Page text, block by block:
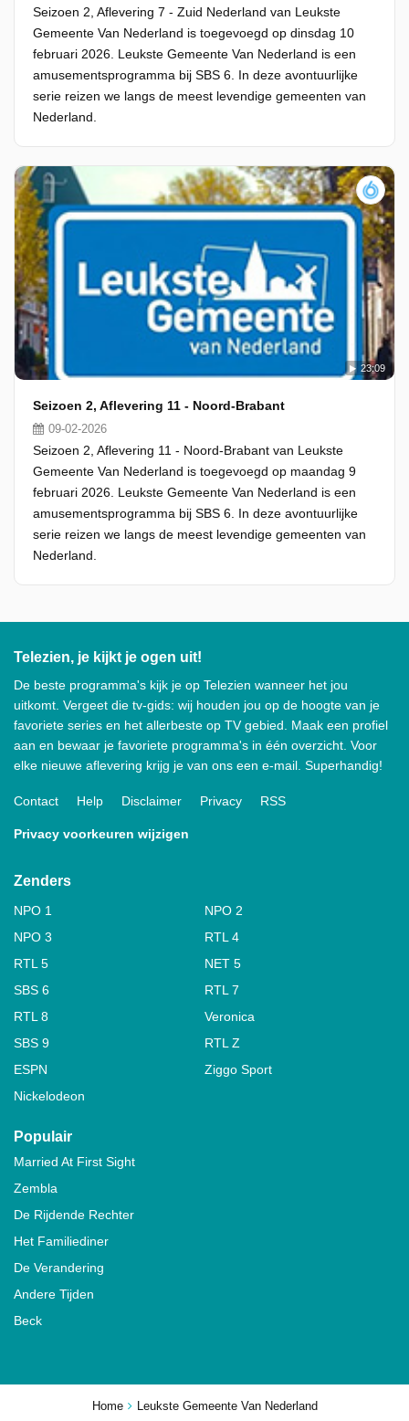
Home Leukste Gemeente Van Nederland
Seizoen 2, Aflevering 7 - Zuid Nederland van Leukste
Gemeente Van Nederland is toegevoegd op dinsdag 10
februari 2026. Leukste Gemeente Van Nederland is een
amusementsprogramma bij SBS 6. In deze avontuurlijke
serie reizen we langs de meest levendige gemeenten van
Nederland.
23:09
Seizoen 2, Aflevering 11 - Noord-Brabant
09-02-2026
Seizoen 2, Aflevering 11 - Noord-Brabant van Leukste
Gemeente Van Nederland is toegevoegd op maandag 9
februari 2026. Leukste Gemeente Van Nederland is een
amusementsprogramma bij SBS 6. In deze avontuurlijke
serie reizen we langs de meest levendige gemeenten van
Nederland.
Telezien, je kijkt je ogen uit!
De beste programma's kijk je op Telezien wanneer het jou
uitkomt. Vergeet die tv-gids: wij houden jou op de hoogte van je
favoriete series en het allerbeste op TV gebied. Maak een profiel
aan en bewaar je favoriete programma's in één overzicht. Voor
elke nieuwe aflevering krijg je van ons een e-mail. Superhandig!
Contact Help Disclaimer Privacy RSS
Privacy voorkeuren wijzigen
Zenders
NPO 1
NPO 2
NPO 3
RTL 4
RTL 5
NET 5
SBS 6
RTL 7
RTL 8
Veronica
SBS 9
RTL Z
ESPN
Ziggo Sport
Nickelodeon
Populair
Married At First Sight
Zembla
De Rijdende Rechter
Het Familiediner
De Verandering
Andere Tijden
Beck